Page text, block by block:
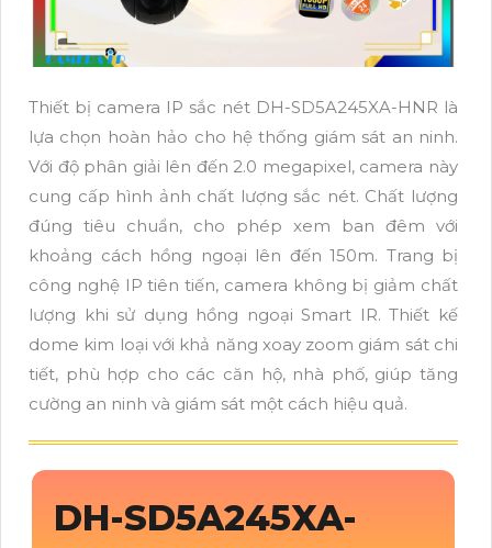
Thiết bị camera IP sắc nét DH-SD5A245XA-HNR là
lựa chọn hoàn hảo cho hệ thống giám sát an ninh.
Với độ phân giải lên đến 2.0 megapixel, camera này
cung cấp hình ảnh chất lượng sắc nét. Chất lượng
đúng tiêu chuẩn, cho phép xem ban đêm với
khoảng cách hồng ngoại lên đến 150m. Trang bị
công nghệ IP tiên tiến, camera không bị giảm chất
lượng khi sử dụng hồng ngoại Smart IR. Thiết kế
dome kim loại với khả năng xoay zoom giám sát chi
tiết, phù hợp cho các căn hộ, nhà phố, giúp tăng
cường an ninh và giám sát một cách hiệu quả.
DH-SD5A245XA-